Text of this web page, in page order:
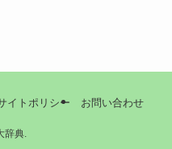
イトポリシー お問い合わせ
辞典.